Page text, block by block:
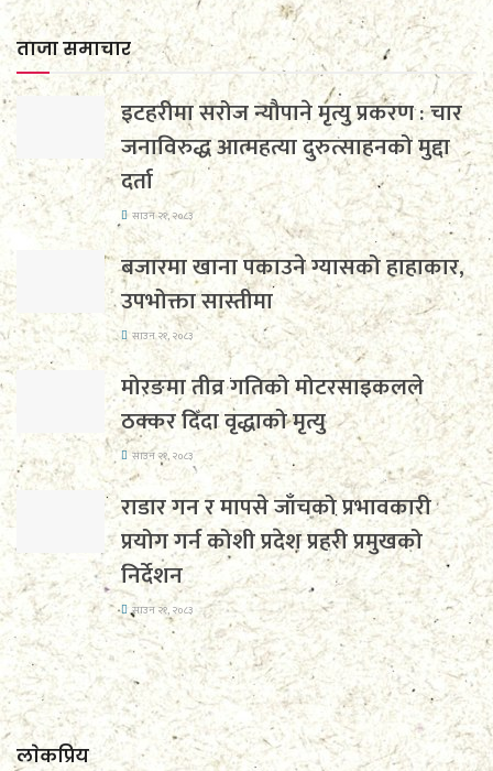
ताजा समाचार
इटहरीमा सरोज न्यौपाने मृत्यु प्रकरण : चार
जनाविरुद्ध आत्महत्या दुरुत्साहनको मुद्दा
दर्ता
साउन २१, २०८३
बजारमा खाना पकाउने ग्यासको हाहाकार,
उपभोक्ता सास्तीमा
साउन २१, २०८३
मोरङमा तीव्र गतिको मोटरसाइकलले
ठक्कर दिँदा वृद्धाको मृत्यु
साउन २१, २०८३
राडार गन र मापसे जाँचको प्रभावकारी
प्रयोग गर्न कोशी प्रदेश प्रहरी प्रमुखको
निर्देशन
साउन २१, २०८३
लाेकप्रिय